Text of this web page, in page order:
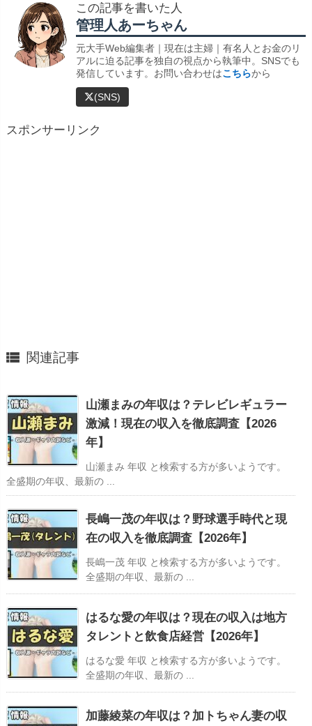
この記事を書いた人
管理人あーちゃん
元大手Web編集者｜現在は主婦｜有名人とお金のリ
アルに迫る記事を独自の視点から執筆中。SNSでも
発信しています。お問い合わせはこちらから
(SNS)
スポンサーリンク
 関連記事
山瀬まみの年収は？テレビレギュラー
激減！現在の収入を徹底調査【2026
年】
山瀬まみ 年収 と検索する方が多いようです。
全盛期の年収、最新の ...
長嶋一茂の年収は？野球選手時代と現
在の収入を徹底調査【2026年】
長嶋一茂 年収 と検索する方が多いようです。
全盛期の年収、最新の ...
はるな愛の年収は？現在の収入は地方
タレントと飲食店経営【2026年】
はるな愛 年収 と検索する方が多いようです。
全盛期の年収、最新の ...
加藤綾菜の年収は？加トちゃん妻の収